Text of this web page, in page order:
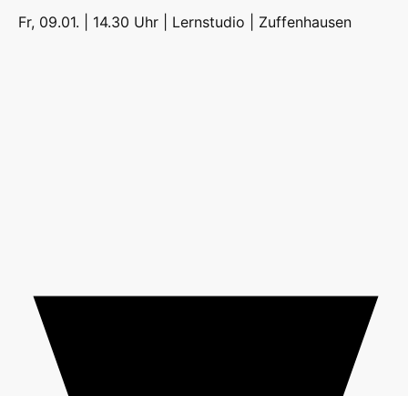
Fr, 09.01. | 14.30 Uhr | Lernstudio | Zuffenhausen